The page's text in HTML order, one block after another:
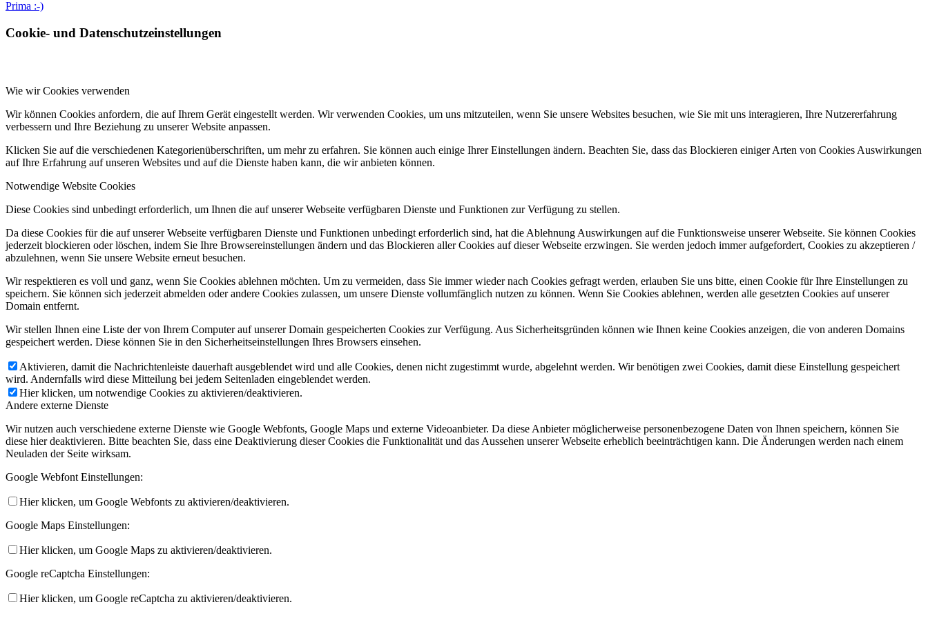
Prima :-)
Cookie- und Datenschutzeinstellungen
Wie wir Cookies verwenden
Wir können Cookies anfordern, die auf Ihrem Gerät eingestellt werden. Wir verwenden Cookies, um uns mitzuteilen, wenn Sie unsere Websites besuchen, wie Sie mit uns interagieren, Ihre Nutzererfahrung
verbessern und Ihre Beziehung zu unserer Website anpassen.
Klicken Sie auf die verschiedenen Kategorienüberschriften, um mehr zu erfahren. Sie können auch einige Ihrer Einstellungen ändern. Beachten Sie, dass das Blockieren einiger Arten von Cookies Auswirkungen
auf Ihre Erfahrung auf unseren Websites und auf die Dienste haben kann, die wir anbieten können.
Notwendige Website Cookies
Diese Cookies sind unbedingt erforderlich, um Ihnen die auf unserer Webseite verfügbaren Dienste und Funktionen zur Verfügung zu stellen.
Da diese Cookies für die auf unserer Webseite verfügbaren Dienste und Funktionen unbedingt erforderlich sind, hat die Ablehnung Auswirkungen auf die Funktionsweise unserer Webseite. Sie können Cookies
jederzeit blockieren oder löschen, indem Sie Ihre Browsereinstellungen ändern und das Blockieren aller Cookies auf dieser Webseite erzwingen. Sie werden jedoch immer aufgefordert, Cookies zu akzeptieren /
abzulehnen, wenn Sie unsere Website erneut besuchen.
Wir respektieren es voll und ganz, wenn Sie Cookies ablehnen möchten. Um zu vermeiden, dass Sie immer wieder nach Cookies gefragt werden, erlauben Sie uns bitte, einen Cookie für Ihre Einstellungen zu
speichern. Sie können sich jederzeit abmelden oder andere Cookies zulassen, um unsere Dienste vollumfänglich nutzen zu können. Wenn Sie Cookies ablehnen, werden alle gesetzten Cookies auf unserer
Domain entfernt.
Wir stellen Ihnen eine Liste der von Ihrem Computer auf unserer Domain gespeicherten Cookies zur Verfügung. Aus Sicherheitsgründen können wie Ihnen keine Cookies anzeigen, die von anderen Domains
gespeichert werden. Diese können Sie in den Sicherheitseinstellungen Ihres Browsers einsehen.
Aktivieren, damit die Nachrichtenleiste dauerhaft ausgeblendet wird und alle Cookies, denen nicht zugestimmt wurde, abgelehnt werden. Wir benötigen zwei Cookies, damit diese Einstellung gespeichert
wird. Andernfalls wird diese Mitteilung bei jedem Seitenladen eingeblendet werden.
Hier klicken, um notwendige Cookies zu aktivieren/deaktivieren.
Andere externe Dienste
Wir nutzen auch verschiedene externe Dienste wie Google Webfonts, Google Maps und externe Videoanbieter. Da diese Anbieter möglicherweise personenbezogene Daten von Ihnen speichern, können Sie
diese hier deaktivieren. Bitte beachten Sie, dass eine Deaktivierung dieser Cookies die Funktionalität und das Aussehen unserer Webseite erheblich beeinträchtigen kann. Die Änderungen werden nach einem
Neuladen der Seite wirksam.
Google Webfont Einstellungen:
Hier klicken, um Google Webfonts zu aktivieren/deaktivieren.
Google Maps Einstellungen:
Hier klicken, um Google Maps zu aktivieren/deaktivieren.
Google reCaptcha Einstellungen:
Hier klicken, um Google reCaptcha zu aktivieren/deaktivieren.